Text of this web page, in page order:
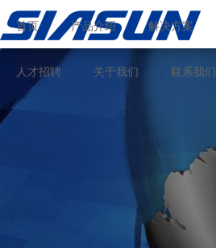
首页 产品介绍 解决方案
人才招聘 关于我们 联系我们